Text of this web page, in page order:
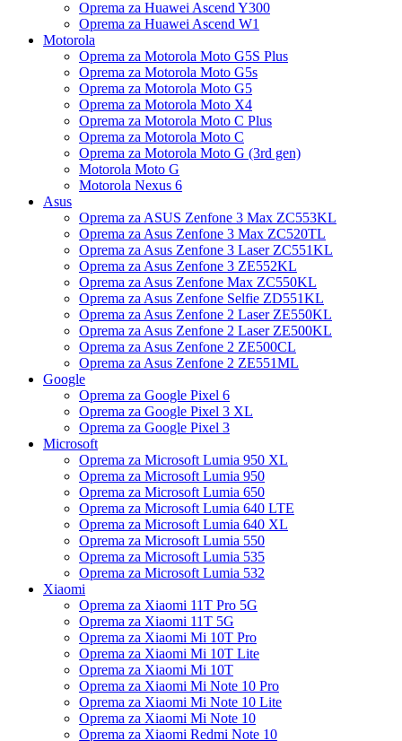
Oprema za Huawei Ascend Y300
Oprema za Huawei Ascend W1
Motorola
Oprema za Motorola Moto G5S Plus
Oprema za Motorola Moto G5s
Oprema za Motorola Moto G5
Oprema za Motorola Moto X4
Oprema za Motorola Moto C Plus
Oprema za Motorola Moto C
Oprema za Motorola Moto G (3rd gen)
Motorola Moto G
Motorola Nexus 6
Asus
Oprema za ASUS Zenfone 3 Max ZC553KL
Oprema za Asus Zenfone 3 Max ZC520TL
Oprema za Asus Zenfone 3 Laser ZC551KL
Oprema za Asus Zenfone 3 ZE552KL
Oprema za Asus Zenfone Max ZC550KL
Oprema za Asus Zenfone Selfie ZD551KL
Oprema za Asus Zenfone 2 Laser ZE550KL
Oprema za Asus Zenfone 2 Laser ZE500KL
Oprema za Asus Zenfone 2 ZE500CL
Oprema za Asus Zenfone 2 ZE551ML
Google
Oprema za Google Pixel 6
Oprema za Google Pixel 3 XL
Oprema za Google Pixel 3
Microsoft
Oprema za Microsoft Lumia 950 XL
Oprema za Microsoft Lumia 950
Oprema za Microsoft Lumia 650
Oprema za Microsoft Lumia 640 LTE
Oprema za Microsoft Lumia 640 XL
Oprema za Microsoft Lumia 550
Oprema za Microsoft Lumia 535
Oprema za Microsoft Lumia 532
Xiaomi
Oprema za Xiaomi 11T Pro 5G
Oprema za Xiaomi 11T 5G
Oprema za Xiaomi Mi 10T Pro
Oprema za Xiaomi Mi 10T Lite
Oprema za Xiaomi Mi 10T
Oprema za Xiaomi Mi Note 10 Pro
Oprema za Xiaomi Mi Note 10 Lite
Oprema za Xiaomi Mi Note 10
Oprema za Xiaomi Redmi Note 10